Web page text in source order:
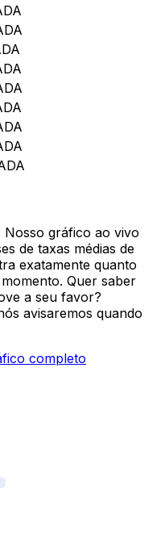
Nosso gráfico ao vivo
de taxas médias de
exatamente quanto
Quer saber
a seu favor?
avisaremos quando
completo